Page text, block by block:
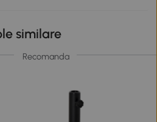
similare
Recomanda